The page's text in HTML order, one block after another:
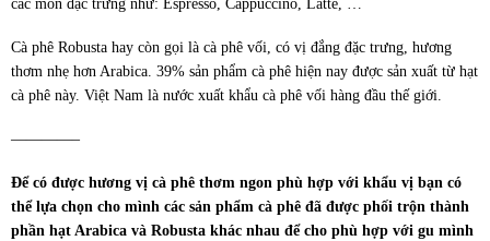
các món đặc trưng như: Espresso, Cappuccino, Latte, …
Cà phê Robusta hay còn gọi là cà phê vối, có vị đắng đặc trưng, hương
thơm nhẹ hơn Arabica. 39% sản phẩm cà phê hiện nay được sản xuất từ hạt
cà phê này. Việt Nam là nước xuất khẩu cà phê vối hàng đầu thế giới.
————–
Để có được hương vị cà phê thơm ngon phù hợp với khẩu vị bạn có
thể lựa chọn cho mình các sản phẩm cà phê đã được phối trộn thành
phần hạt Arabica và Robusta khác nhau để cho phù hợp với gu mình